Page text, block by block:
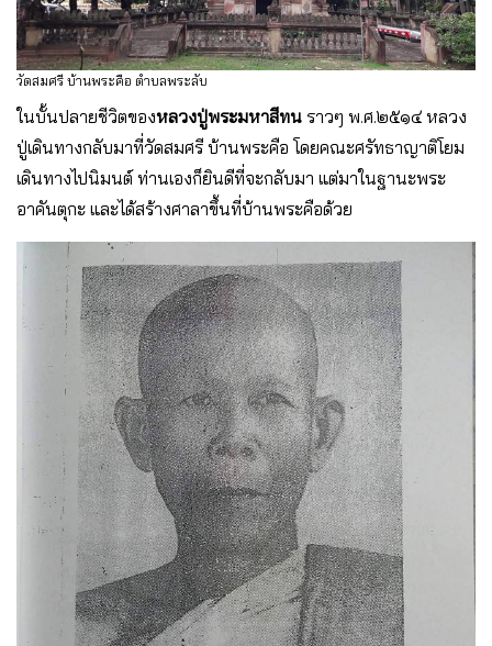
วัดสมศรี บ้านพระคือ ตำบลพระลับ
ในบั้นปลายชีวิตของหลวงปู่พระมหาสีทน ราวๆ พ.ศ.๒๕๑๔ หลวง
ปู่เดินทางกลับมาที่วัดสมศรี บ้านพระคือ โดยคณะศรัทธาญาติโยม
เดินทางไปนิมนต์ ท่านเองก็ยินดีที่จะกลับมา แต่มาในฐานะพระ
อาคันตุกะ และได้สร้างศาลาขึ้นที่บ้านพระคือด้วย